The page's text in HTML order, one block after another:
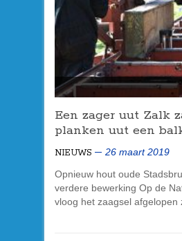
Een zager uut Zalk
planken uut een
NIEUWS
26 maart 2019
Opnieuw hout oude
verdere bewerking Op de
vloog het zaagsel